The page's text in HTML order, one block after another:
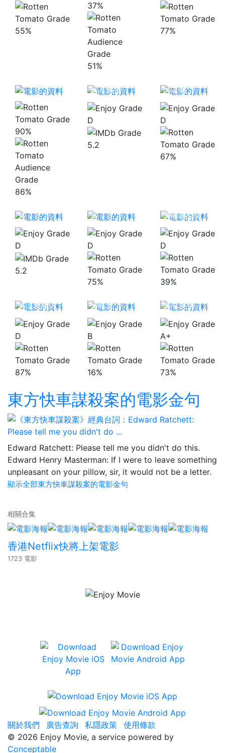
55%
37%
51%
77%
90%
86%
殺人預言
D
5.2
日之殤
D
67%
女
D
5.2
店
D
75%
蜘蛛頭監獄
D
39%
第三度殺人
D
87%
極戰士
B
16%
維尼與我
A+
73%
東方快車謀殺案的電影金句
Edward Ratchett: Please tell me you didn't do this.
Edward Henry Masterman: If I were to leave something
unpleasant on your pillow, sir, it would not be a letter.
顯示全部東方快車謀殺案的電影金句
相關合集
香港Netflix快將上架電影
1723 電影
關於我們 廣告查詢 私隱政策
使用條款
© 2026 Enjoy Movie, a service powered by
Conceptable